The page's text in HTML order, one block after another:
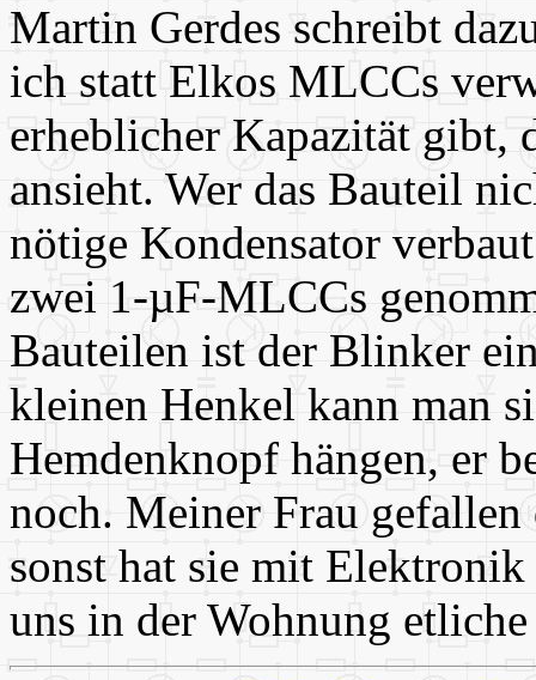
Martin Gerdes schreibt
ich statt Elkos MLCCs
erheblicher Kapazität gibt,
ansieht. Wer das Bauteil
nötige Kondensator
zwei 1-µF-MLCCs
Bauteilen ist der Blinker
kleinen Henkel kann man
Hemdenknopf hängen, er
noch. Meiner Frau
sonst hat sie mit
uns in der Wohnung